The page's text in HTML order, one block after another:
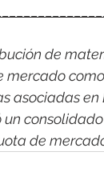
de
mercado
asociadas
de